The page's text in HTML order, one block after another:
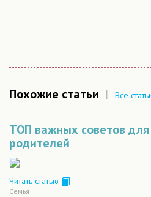
Похожие статьи | Все
ТОП важных советов
родителей
Читать статью
Семья